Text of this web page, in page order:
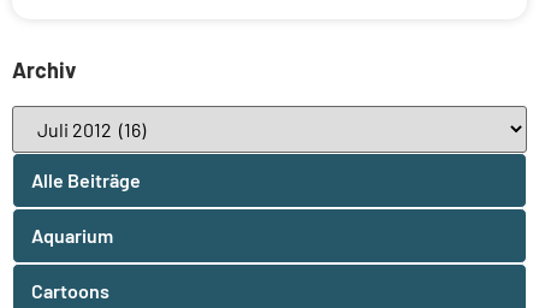
Archiv
Alle Beiträge
Aquarium
Cartoons